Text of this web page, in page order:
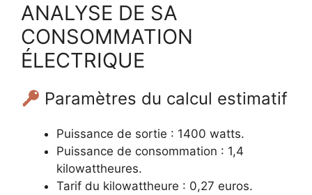
ANALYSE DE SA
CONSOMMATION
ÉLECTRIQUE
Paramètres du calcul estimatif
Puissance de sortie : 1400 watts.
Puissance de consommation : 1,4
kilowattheures.
Tarif du kilowattheure : 0,27 euros.